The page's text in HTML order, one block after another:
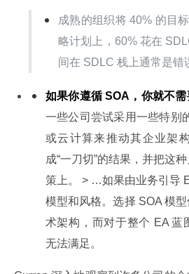
成熟的组织将 40% 的目
略计划上，60% 花在
间在 SDLC 栈上通常是错
如果你遵循 SOA，你就不
一些公司尝试采用一些特别
或云计算来推动其企业架
成“一刀切”的结果，并把这
策上。 > …如果由业务引导
模型和风格。选择 SOA 模
术架构，而对于整个 EA 蓝
无法满足。